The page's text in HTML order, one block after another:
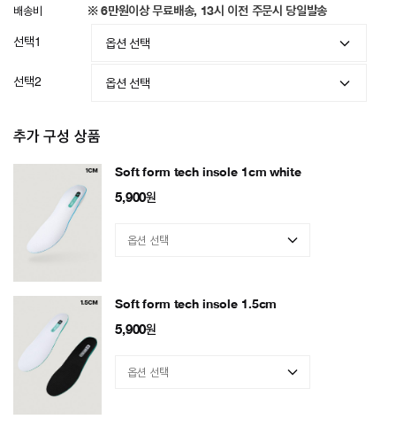
배송비 ※ 6만원이상 무료배송, 13시 이전 주문시 당일발송
선택1
선택2
추가 구성 상품
Soft form tech insole 1cm white
5,900원
Soft form tech insole 1.5cm
5,900원